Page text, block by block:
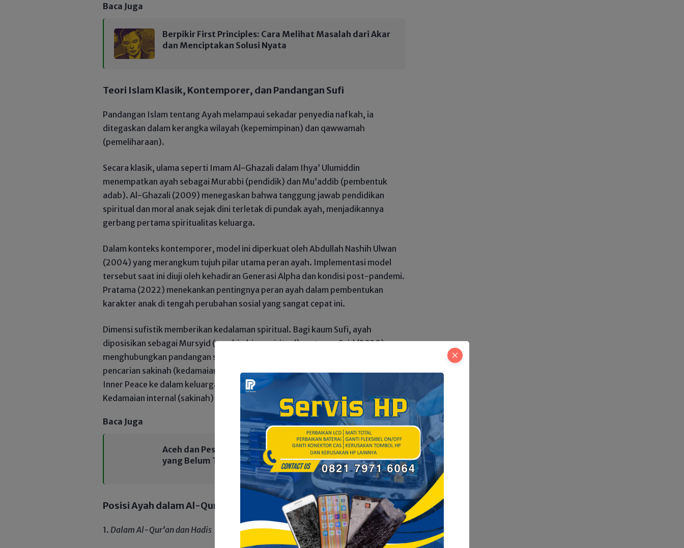
Baca Juga
Berpikir First Principles: Cara Melihat Masalah dari Akar
dan Menciptakan Solusi Nyata
Teori Islam Klasik, Kontemporer, dan Pandangan Sufi
​Pandangan Islam tentang Ayah melampaui sekadar penyedia nafkah, ia
ditegaskan dalam kerangka wilayah (kepemimpinan) dan qawwamah
(pemeliharaan).
​Secara klasik, ulama seperti Imam Al-Ghazali dalam Ihya’ Ulumiddin
menempatkan ayah sebagai Murabbi (pendidik) dan Mu’addib (pembentuk
adab). Al-Ghazali (2009) menegaskan bahwa tanggung jawab pendidikan
spiritual dan moral anak sejak dini terletak di pundak ayah, menjadikannya
gerbang pertama spiritualitas keluarga.
​Dalam konteks kontemporer, model ini diperkuat oleh Abdullah Nashih Ulwan
(2004) yang merangkum tujuh pilar utama peran ayah. Implementasi model
tersebut saat ini diuji oleh kehadiran Generasi Alpha dan kondisi post-pandemi.
Pratama (2022) menekankan pentingnya peran ayah dalam pembentukan
karakter anak di tengah perubahan sosial yang sangat cepat ini.
​Dimensi sufistik memberikan kedalaman spiritual. Bagi kaum Sufi, ayah
diposisikan sebagai Mursyid (pembimbing spiritual) pertama. Said (2020)
menghubungkan pandangan sufi ini dengan subjek modernitas, di mana
pencarian sakinah (kedamaian batin) ayah adalah kunci utama untuk membawa
Inner Peace ke dalam keluarga yang berada dalam Chaotic Digital World.
Kedamaian internal (sakinah) ayah menjadi prasyarat untuk memimpin.
Baca Juga
Aceh dan Pesawat Seulawah: Hutang Sejarah Republik
yang Belum Tuntas
Posisi Ayah dalam Al-Qur’an, Hadis, dan Fiqih
​1. Dalam Al-Qur’an dan Hadis